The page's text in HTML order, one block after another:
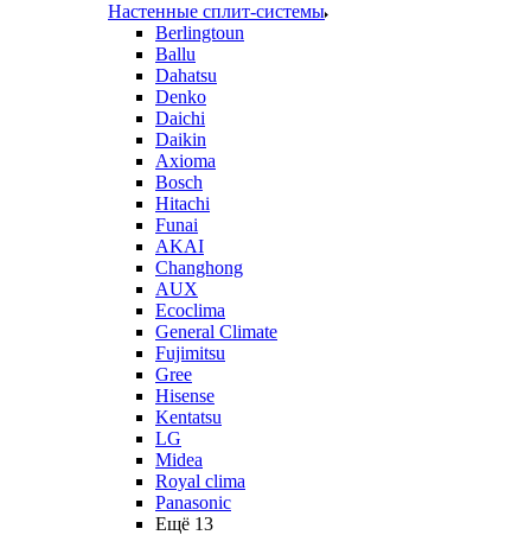
Настенные сплит-системы
Berlingtoun
Ballu
Dahatsu
Denko
Daichi
Daikin
Axioma
Bosch
Hitachi
Funai
AKAI
Changhong
AUX
Ecoclima
General Climate
Fujimitsu
Gree
Hisense
Kentatsu
LG
Midea
Royal clima
Panasonic
Ещё 13